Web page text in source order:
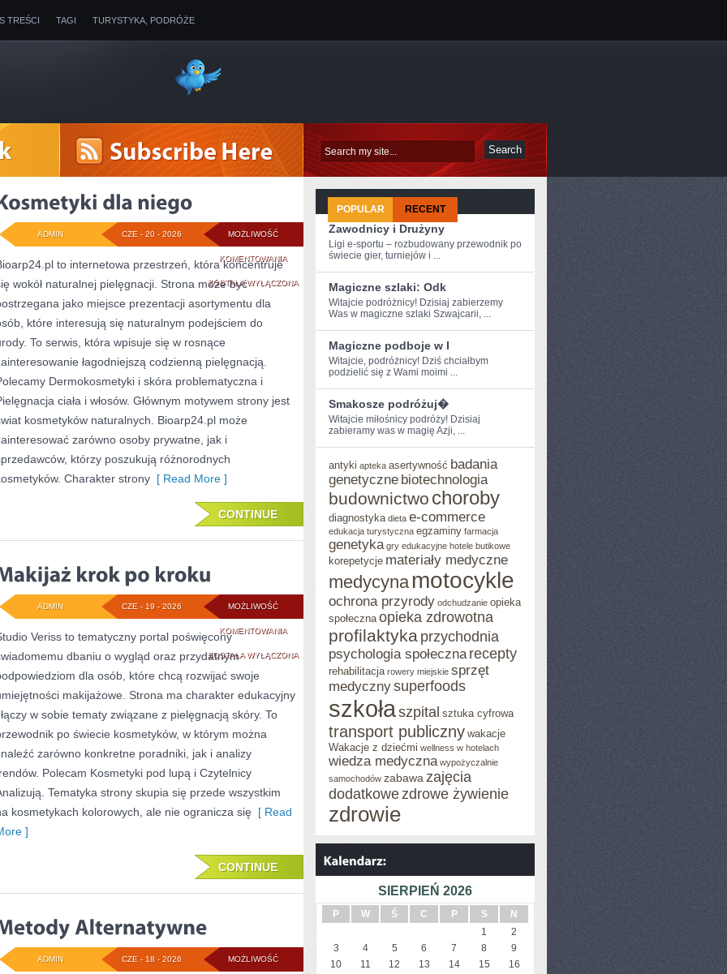
TREŚCI TAGI TURYSTYKA, PODRÓŻE
MOŻLIWOŚĆ
KOMENTOWANIAKOSMETYKI
DLA
NIEGO
ZOSTAŁA WYŁĄCZONA
CZE - 20 - 2026
ADMIN
to internetowa przestrzeń, która koncentruje
wokół naturalnej pielęgnacji. Strona może być
jako miejsce prezentacji asortymentu dla
które interesują się naturalnym podejściem do
To serwis, która wpisuje się w rosnące
łagodniejszą codzienną pielęgnacją.
Dermokosmetyki i skóra problematyczna i
ciała i włosów. Głównym motywem strony jest
kosmetyków naturalnych. Bioarp24.pl może
zarówno osoby prywatne, jak i
którzy poszukują różnorodnych
Charakter strony [ Read More ]
CONTINUE
MOŻLIWOŚĆ
KOMENTOWANIAMAKIJAŻ
KROK
KROKU
ZOSTAŁA WYŁĄCZONA
CZE - 19 - 2026
ADMIN
Veriss to tematyczny portal poświęcony
dbaniu o wygląd oraz przydatnym
dla osób, które chcą rozwijać swoje
makijażowe. Strona ma charakter edukacyjny
w sobie tematy związane z pielęgnacją skóry. To
po świecie kosmetyków, w którym można
zarówno konkretne poradniki, jak i analizy
Polecam Kosmetyki pod lupą i Czytelnicy
Tematyka strony skupia się przede wszystkim
kosmetykach kolorowych, ale nie ogranicza się [ Read
]
CONTINUE
MOŻLIWOŚĆ
CZE - 18 - 2026
ADMIN
POPULAR RECENT
Zawodnicy i Drużyny
Ligi e-sportu – rozbudowany przewodnik po
świecie gier, turniejów i ...
Magiczne szlaki: Odk
Witajcie podróżnicy! Dzisiaj ​zabierzemy
Was w magiczne szlaki Szwajcarii, ...
Magiczne podboje w I
Witajcie, podróżnicy! Dziś chciałbym
podzielić​ się z Wami moimi⁣ ...
Smakosze podróżuj�
Witajcie miłośnicy podróży! Dzisiaj
zabieramy was w magię Azji,‍ ...
antyki apteka asertywność badania
genetyczne biotechnologia
budownictwo choroby
diagnostyka dieta e-commerce
edukacja turystyczna egzaminy farmacja
genetyka gry edukacyjne hotele butikowe
korepetycje materiały medyczne
medycyna motocykle
ochrona przyrody odchudzanie opieka
społeczna opieka zdrowotna
profilaktyka przychodnia
psychologia społeczna recepty
rehabilitacja rowery miejskie sprzęt
medycznysuperfoods
szkołaszpital sztuka cyfrowa
transport publiczny wakacje
Wakacje z dziećmi wellness w hotelach
wiedza medyczna wypożyczalnie
samochodów zabawa zajęcia
dodatkowezdrowe żywienie
zdrowie
SIERPIEŃ 2026
P W Ś C P S
N
1
2
3
4 5 6 7 8
9
10
11 12 13 14 15
16